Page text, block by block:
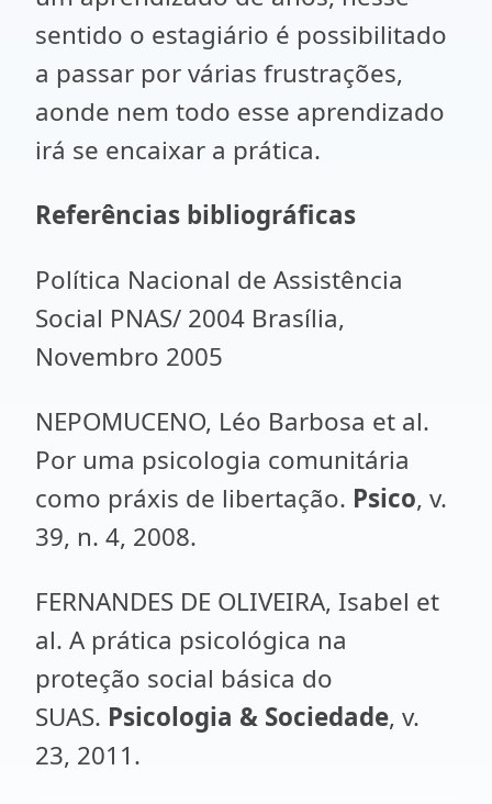
sentido o estagiário é possibilitado
a passar por várias frustrações,
aonde nem todo esse aprendizado
irá se encaixar a prática.
Referências bibliográficas
Política Nacional de Assistência
Social PNAS/ 2004 Brasília,
Novembro 2005
NEPOMUCENO, Léo Barbosa et al.
Por uma psicologia comunitária
como práxis de libertação. Psico, v.
39, n. 4, 2008.
FERNANDES DE OLIVEIRA, Isabel et
al. A prática psicológica na
proteção social básica do
SUAS. Psicologia & Sociedade, v.
23, 2011.